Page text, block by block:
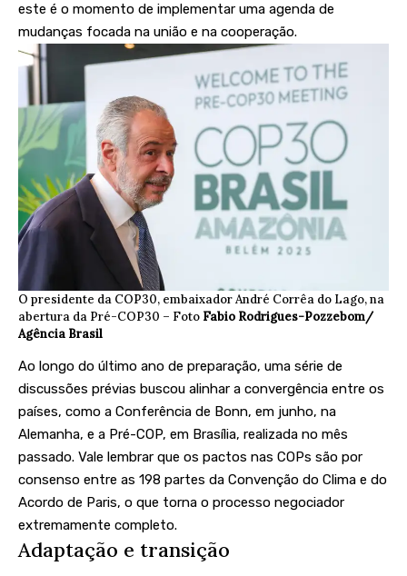
este é o momento de implementar uma agenda de
mudanças focada na união e na cooperação.
O presidente da COP30, embaixador André Corrêa do Lago, na
abertura da Pré-COP30 – Foto Fabio Rodrigues-Pozzebom/
Agência Brasil
Ao longo do último ano de preparação, uma série de
discussões prévias buscou alinhar a convergência entre os
países, como a Conferência de Bonn, em junho, na
Alemanha, e a Pré-COP, em Brasília, realizada no mês
passado. Vale lembrar que os pactos nas COPs são por
consenso entre as 198 partes da Convenção do Clima e do
Acordo de Paris, o que torna o processo negociador
extremamente completo.
Adaptação e transição